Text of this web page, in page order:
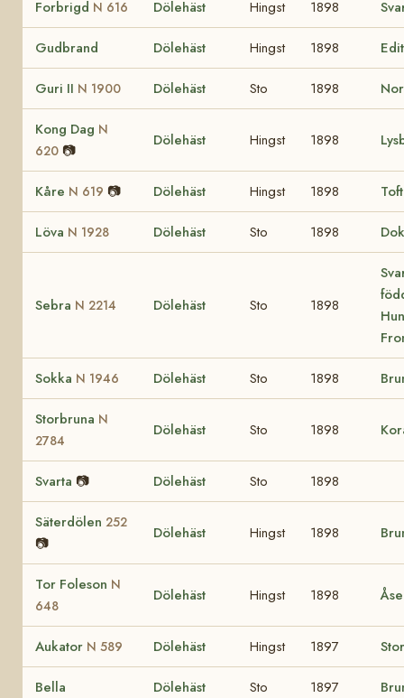
Forbrigd N 616 Dölehäst Hingst 1898
Gudbrand Dölehäst Hingst 1898
Guri II N 1900 Dölehäst Sto 1898
Kong Dag N
620 📷
Dölehäst Hingst 1898
Kåre N 619 📷 Dölehäst Hingst 1898
Löva N 1928 Dölehäst Sto 1898
Sebra N 2214 Dölehäst Sto 1898
Sokka N 1946 Dölehäst Sto 1898
Storbruna N
2784
Dölehäst Sto 1898
Svarta 📷 Dölehäst Sto 1898
Säterdölen 252
📷
Dölehäst Hingst 1898
Tor Foleson N
648
Dölehäst Hingst 1898 Åse
Aukator N 589 Dölehäst Hingst 1897
Bella Dölehäst Sto 1897